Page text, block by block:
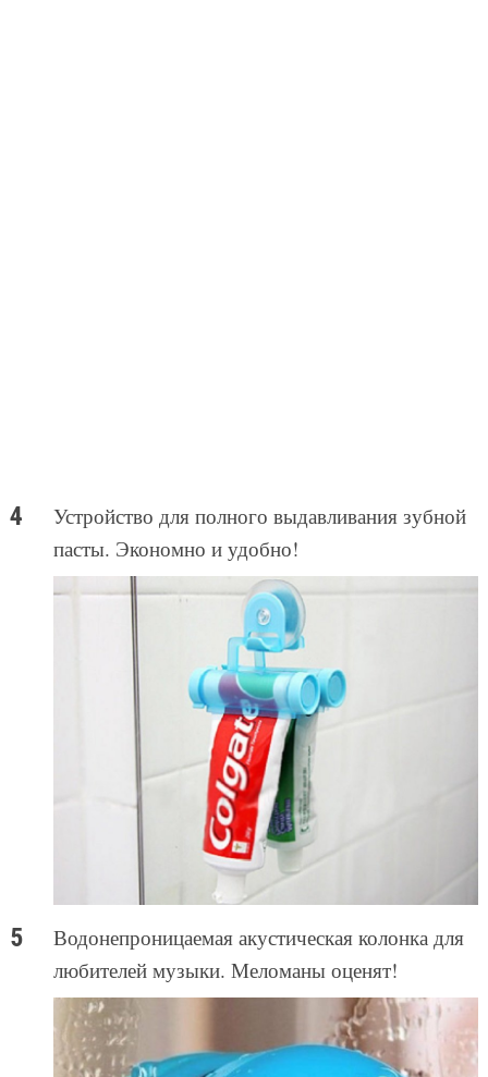
Устройство для полного выдавливания зубной
пасты. Экономно и удобно!
Водонепроницаемая акустическая колонка для
любителей музыки. Меломаны оценят!